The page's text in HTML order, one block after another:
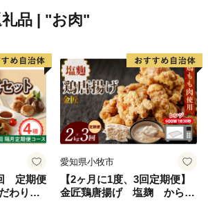
品 | "お肉"
定期便
わり惣
愛知県小牧市
【2ヶ月に1度、3回定期便】
金匠鶏唐揚げ 塩麹 からあ